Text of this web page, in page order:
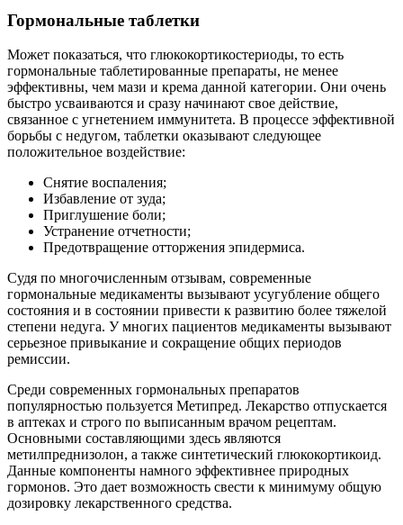
Гормональные таблетки
Может показаться, что глюкокортикостериоды, то есть
гормональные таблетированные препараты, не менее
эффективны, чем мази и крема данной категории. Они очень
быстро усваиваются и сразу начинают свое действие,
связанное с угнетением иммунитета. В процессе эффективной
борьбы с недугом, таблетки оказывают следующее
положительное воздействие:
Снятие воспаления;
Избавление от зуда;
Приглушение боли;
Устранение отчетности;
Предотвращение отторжения эпидермиса.
Судя по многочисленным отзывам, современные
гормональные медикаменты вызывают усугубление общего
состояния и в состоянии привести к развитию более тяжелой
степени недуга. У многих пациентов медикаменты вызывают
серьезное привыкание и сокращение общих периодов
ремиссии.
Среди современных гормональных препаратов
популярностью пользуется Метипред. Лекарство отпускается
в аптеках и строго по выписанным врачом рецептам.
Основными составляющими здесь являются
метилпреднизолон, а также синтетический глюкокортикоид.
Данные компоненты намного эффективнее природных
гормонов. Это дает возможность свести к минимуму общую
дозировку лекарственного средства.